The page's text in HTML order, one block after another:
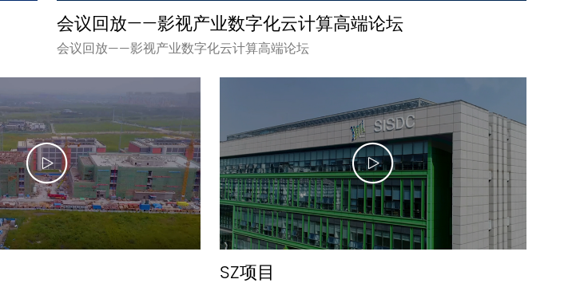
会议回放——影视产业数字化云计算高端论坛
会议回放——影视产业数字化云计算高端论坛
SZ项目